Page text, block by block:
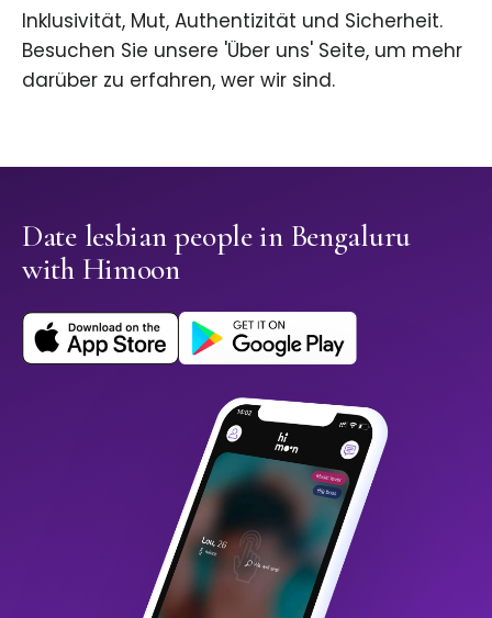
Inklusivität, Mut, Authentizität und Sicherheit.
Besuchen Sie unsere 'Über uns' Seite, um mehr
darüber zu erfahren, wer wir sind.
Date lesbian people in Bengaluru
with Himoon